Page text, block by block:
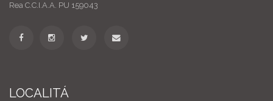
Rea C.C.I.A.A. PU 159043
LOCALITÁ